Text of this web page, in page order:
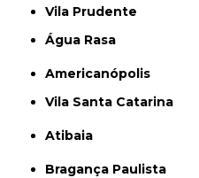
Vila Prudente
Água Rasa
Americanópolis
Vila Santa Catarina
Atibaia
Bragança Paulista